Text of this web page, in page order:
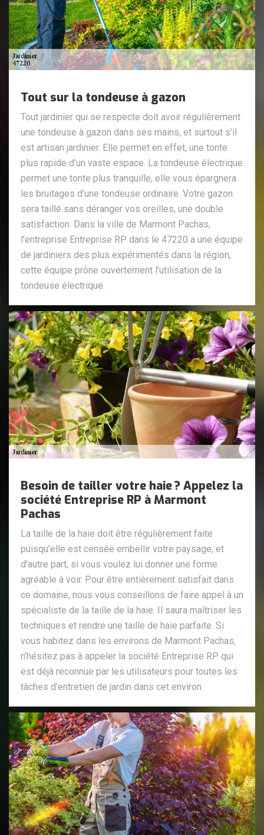
Tout sur la tondeuse à gazon
Tout jardinier qui se respecte doit avoir régulièrement
une tondeuse à gazon dans ses mains, et surtout s’il
est artisan jardinier. Elle permet en effet, une tonte
plus rapide d’un vaste espace. La tondeuse électrique
permet une tonte plus tranquille, elle vous épargnera
les bruitages d’une tondeuse ordinaire. Votre gazon
sera taillé sans déranger vos oreilles, une double
satisfaction. Dans la ville de Marmont Pachas,
l’entreprise Entreprise RP dans le 47220 a une équipe
de jardiniers des plus expérimentés dans la région,
cette équipe prône ouvertement l’utilisation de la
tondeuse électrique.
Besoin de tailler votre haie ? Appelez la
société Entreprise RP à Marmont
Pachas
La taille de la haie doit être régulièrement faite
puisqu’elle est censée embellir votre paysage, et
d’autre part, si vous voulez lui donner une forme
agréable à voir. Pour être entièrement satisfait dans
ce domaine, nous vous conseillons de faire appel à un
spécialiste de la taille de la haie. Il saura maîtriser les
techniques et rendre une taille de haie parfaite. Si
vous habitez dans les environs de Marmont Pachas,
n’hésitez pas à appeler la société Entreprise RP qui
est déjà reconnue par les utilisateurs pour toutes les
tâches d’entretien de jardin dans cet environ.